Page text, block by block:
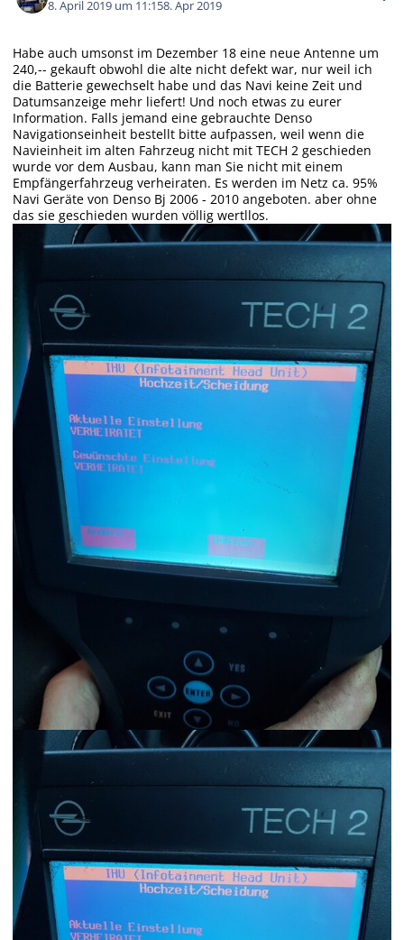
8. April 2019 um 11:158. Apr 2019
Habe auch umsonst im Dezember 18 eine neue Antenne um
240,-- gekauft obwohl die alte nicht defekt war, nur weil ich
die Batterie gewechselt habe und das Navi keine Zeit und
Datumsanzeige mehr liefert! Und noch etwas zu eurer
Information. Falls jemand eine gebrauchte Denso
Navigationseinheit bestellt bitte aufpassen, weil wenn die
Navieinheit im alten Fahrzeug nicht mit TECH 2 geschieden
wurde vor dem Ausbau, kann man Sie nicht mit einem
Empfängerfahrzeug verheiraten. Es werden im Netz ca. 95%
Navi Geräte von Denso Bj 2006 - 2010 angeboten. aber ohne
das sie geschieden wurden völlig wertllos.